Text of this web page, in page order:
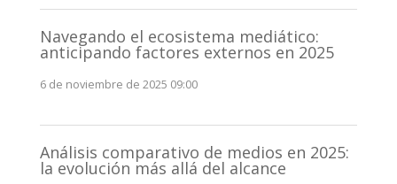
Navegando el ecosistema mediático:
anticipando factores externos en 2025
6 de noviembre de 2025 09:00
Análisis comparativo de medios en 2025:
la evolución más allá del alcance